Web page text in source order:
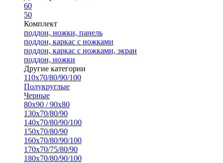
60
50
Комплект
поддон, ножки, панель
поддон, каркас с ножками
поддон, каркас с ножками, экран
поддон, ножки
Другие категории
110х70/80/90/100
Полукруглые
Черные
80х90 / 90х80
130х70/80/90
140х70/80/90/100
150х70/80/90
160х70/80/90/100
170х70/75/80/90
180х70/80/90/100